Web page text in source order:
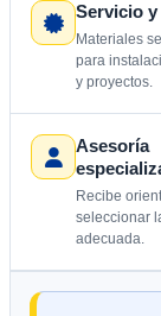
Servicio
Materiales
para
y proyectos.
Asesoría
Recibe
seleccionar
adecuada.